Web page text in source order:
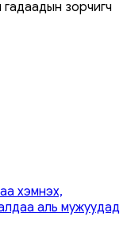
зорчигч
хэмнэх,
аль мужуудад